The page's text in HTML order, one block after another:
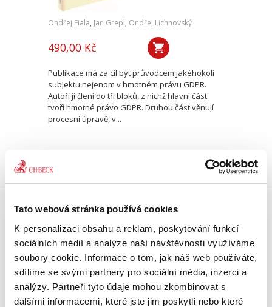
Tato webová stránka používá cookies
K personalizaci obsahu a reklam, poskytování funkcí
sociálních médií a analýze naší návštěvnosti využíváme
soubory cookie. Informace o tom, jak náš web používáte,
sdílíme se svými partnery pro sociální média, inzerci a
analýzy. Partneři tyto údaje mohou zkombinovat s
dalšími informacemi, které jste jim poskytli nebo které
Ondřej Fiala, Jan Grepl, Ondřej Lichnovský
490,00 Kč
Publikace má za cíl být průvodcem jakéhokoli
subjektu nejenom v hmotném právu GDPR.
Autoři ji člení do tří bloků, z nichž hlavní část
tvoří hmotné právo GDPR. Druhou část věnují
procesní úpravě, v...
Doprava zdarma
Získejte dopravu zdarma
při nákupu nad 1500 Kč.
Tradiční nakladatelství
Působíme na trhu přes 30 let.